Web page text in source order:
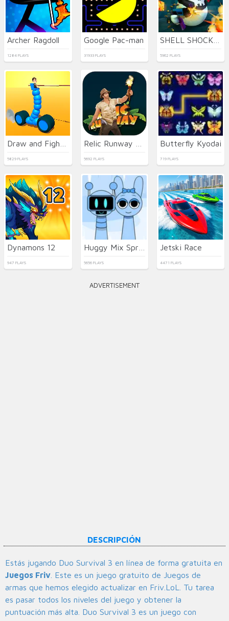
Archer Ragdoll
1284 PLAYS
Google Pac-man
31933 PLAYS
SHELL SHOCKERS
5962 PLAYS
5829 PLAYS 5692 PLAYS
Butterfly Kyodai
719 PLAYS
Dynamons 12
947 PLAYS 5656 PLAYS
Jetski Race
4471 PLAYS
ADVERTISEMENT
DESCRIPCIÓN
Estás jugando Duo Survival 3 en línea de forma gratuita en
Juegos Friv . Este es un juego gratuito de Juegos de
armas que hemos elegido actualizar en Friv.LoL. Tu tarea
es pasar todos los niveles del juego y obtener la
puntuación más alta. Duo Survival 3 es un juego con